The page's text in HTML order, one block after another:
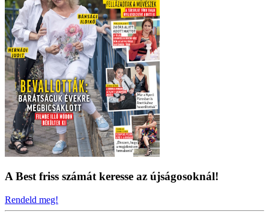
A Best friss számát keresse az újságosoknál!
Rendeld meg!